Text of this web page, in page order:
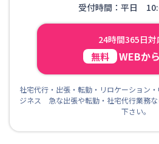
受付時間：平日
24時間365日対
無料 WEBか
社宅代行・出張・転勤・リロケーション
ジネス 急な出張や転勤・社宅代行業務
下さい。